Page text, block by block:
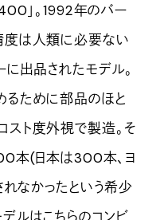
」。1992年のバー
度は人類に必要ない
に出品されたモデル。
るために部品のほと
スト度外視で製造。そ
本(日本は300本、ヨ
なかったという希少